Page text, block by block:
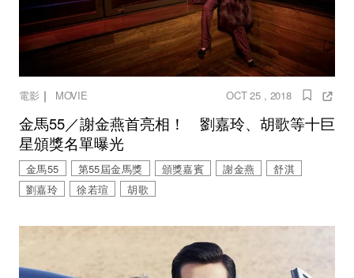
電影 ｜ MOVIE OCT 25 , 2018
金馬55／謝金燕首亮相！ 劉嘉玲、胡歌等十巨
星頒獎名單曝光
金馬55 第55屆金馬獎 頒獎嘉賓 謝金燕
舒淇
劉嘉玲
徐若瑄 胡歌